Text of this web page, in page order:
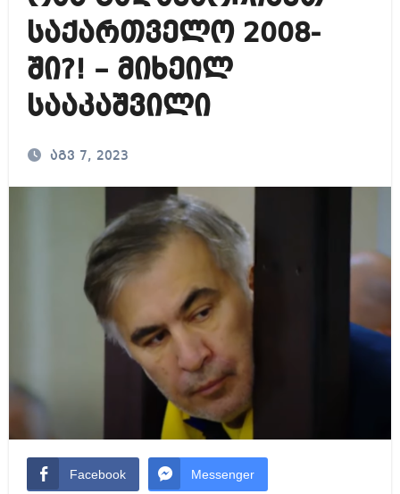
საქართველო 2008-
ში?! – მიხეილ
სააკაშვილი
აგვ 7, 2023
Facebook Messenger